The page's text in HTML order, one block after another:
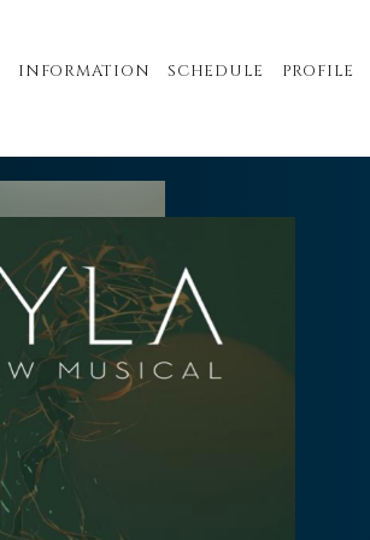
INFORMATION SCHEDULE PROFILE